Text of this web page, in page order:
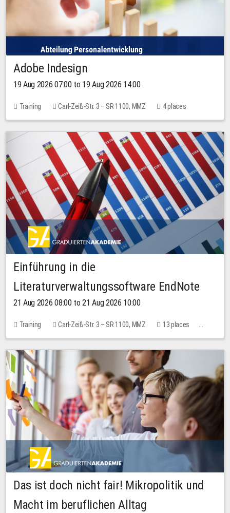
Adobe Indesign
19 Aug 2026 07:00 to 19 Aug 2026 14:00
Training Carl-Zeiß-Str. 3 – SR 1100, MMZ 4 places
Einführung in die
Literaturverwaltungssoftware EndNote
21 Aug 2026 08:00 to 21 Aug 2026 10:00
Training Carl-Zeiß-Str. 3 – SR 1100, MMZ
13 places
10.00 EUR
Das ist doch nicht fair! Mikropolitik und
Macht im beruflichen Alltag